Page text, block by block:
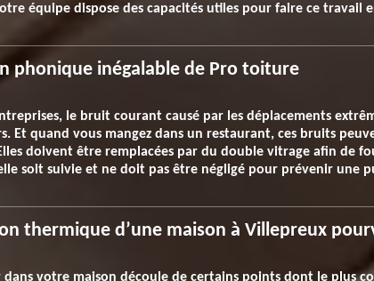
équipe dispose des capacités utiles pour faire ce travail
phonique inégalable de Pro toiture
le bruit courant causé par les déplacements
Et quand vous mangez dans un restaurant, ces bruits
doivent être remplacées par du double vitrage afin de
soit suivie et ne doit pas être négligé pour prévenir une
thermique d’une maison à Villepreux
dans votre maison découle de certains points dont le plus